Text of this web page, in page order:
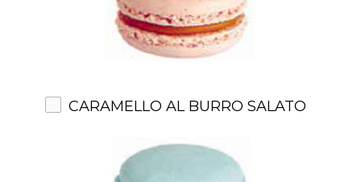
CARAMELLO AL BURRO SALATO